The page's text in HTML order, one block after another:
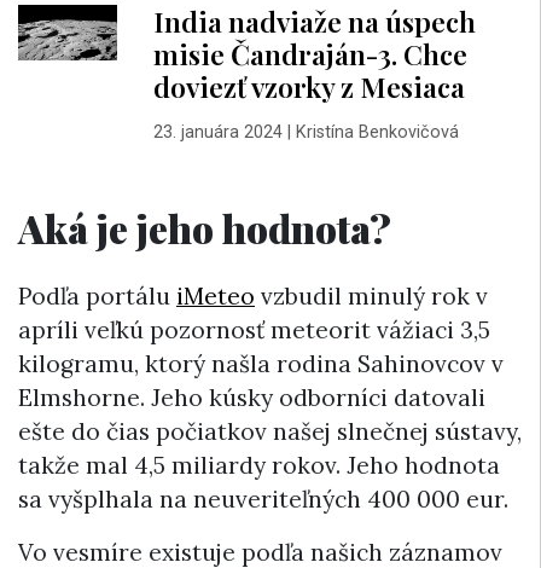
India nadviaže na úspech
misie Čandraján-3. Chce
doviezť vzorky z Mesiaca
23. januára 2024| Kristína Benkovičová
Aká je jeho hodnota?
Podľa portálu iMeteo vzbudil minulý rok v
apríli veľkú pozornosť meteorit vážiaci 3,5
kilogramu, ktorý našla rodina Sahinovcov v
Elmshorne. Jeho kúsky odborníci datovali
ešte do čias počiatkov našej slnečnej sústavy,
takže mal 4,5 miliardy rokov. Jeho hodnota
sa vyšplhala na neuveriteľných 400 000 eur.
Vo vesmíre existuje podľa našich záznamov